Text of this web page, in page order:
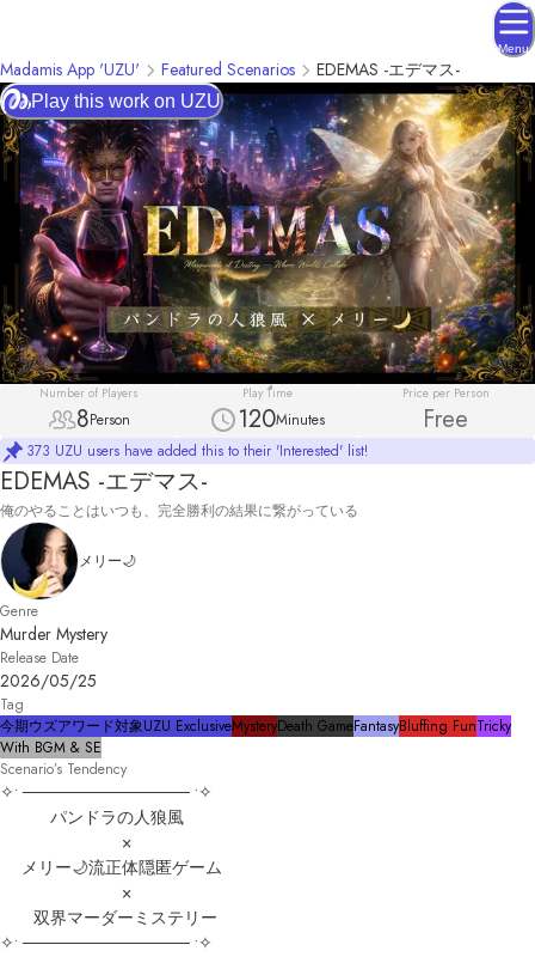
Menu
Madamis App 'UZU' Featured Scenarios EDEMAS -エデマス-
Number of Players
8Person
Play Time
120Minutes
Price per Person
Free
373 UZU users have added this to their 'Interested' list!
Play this work on UZU
EDEMAS -エデマス-
俺のやることはいつも、完全勝利の結果に繋がっている
メリー🌙
Genre
Murder Mystery
Release Date
2026/05/25
Tag
今期ウズアワード対象UZU ExclusiveMysteryDeath GameFantasyBluffing FunTricky
With BGM & SE
Scenario’s Tendency
✧• ────────────── •✧
パンドラの人狼風
×
メリー🌙流正体隠匿ゲーム
×
双界マーダーミステリー
✧• ────────────── •✧